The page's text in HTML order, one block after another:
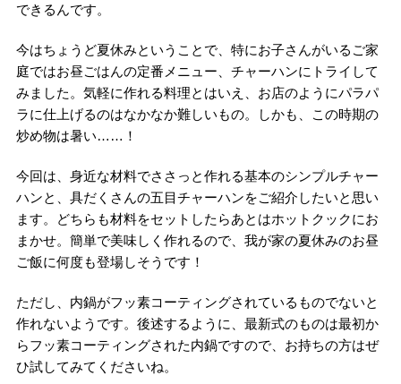
できるんです。
今はちょうど夏休みということで、特にお子さんがいるご家
庭ではお昼ごはんの定番メニュー、チャーハンにトライして
みました。気軽に作れる料理とはいえ、お店のようにパラパ
ラに仕上げるのはなかなか難しいもの。しかも、この時期の
炒め物は暑い……！
今回は、身近な材料でささっと作れる基本のシンプルチャー
ハンと、具だくさんの五目チャーハンをご紹介したいと思い
ます。どちらも材料をセットしたらあとはホットクックにお
まかせ。簡単で美味しく作れるので、我が家の夏休みのお昼
ご飯に何度も登場しそうです！
ただし、内鍋がフッ素コーティングされているものでないと
作れないようです。後述するように、最新式のものは最初か
らフッ素コーティングされた内鍋ですので、お持ちの方はぜ
ひ試してみてくださいね。